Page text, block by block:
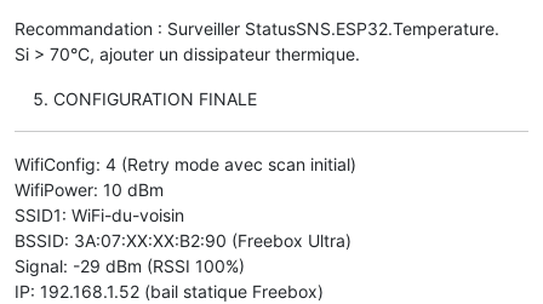
Recommandation : Surveiller StatusSNS.ESP32.Temperature.
Si > 70°C, ajouter un dissipateur thermique.
CONFIGURATION FINALE
WifiConfig: 4 (Retry mode avec scan initial)
WifiPower: 10 dBm
SSID1: WiFi-du-voisin
BSSID: 3A:07:XX:XX:B2:90 (Freebox Ultra)
Signal: -29 dBm (RSSI 100%)
IP: 192.168.1.52 (bail statique Freebox)